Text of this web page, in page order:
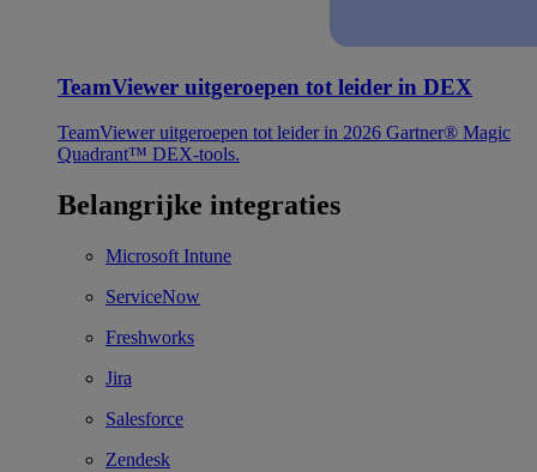
TeamViewer uitgeroepen tot leider in DEX
TeamViewer uitgeroepen tot leider in 2026 Gartner® Magic
Quadrant™ DEX-tools.
Belangrijke integraties
Microsoft Intune
ServiceNow
Freshworks
Jira
Salesforce
Zendesk